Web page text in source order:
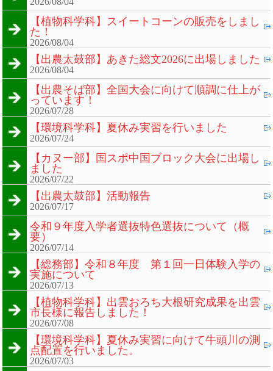
【植物科学科】スイートコーンの販売をしまし
た！
2026/08/04
【出農太鼓部】あきた総文2026に出場しました
2026/08/04
【出農そば部】全国大会に向けて順調に仕上が
っています！
2026/07/28
【環境科学科】夏休み実習を行いました
2026/07/24
【カヌー部】国スポ中国ブロック大会に出場し
ました
2026/07/22
【出農太鼓部】活動報告
2026/07/17
令和９年度入学者選抜特色選抜について（概
要）
2026/07/14
【総務部】令和８年度 第１回一日体験入学の
実施について
2026/07/13
【植物科学科】出雲おろち大根研究成果を出雲
市長様に報告しました！
2026/07/08
【環境科学科】夏休み実習に向けて牛頭川の測
点配置を行いました。
2026/07/03